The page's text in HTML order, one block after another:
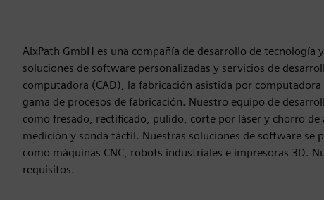
AixPath GmbH es una compañía de desarrollo de
soluciones de software personalizadas y servicios de
computadora (CAD), la fabricación asistida por
gama de procesos de fabricación. Nuestro equipo de
como fresado, rectificado, pulido, corte por láser y chorro de
medición y sonda táctil. Nuestras soluciones de software se
como máquinas CNC, robots industriales e impresoras 3D.
requisitos.